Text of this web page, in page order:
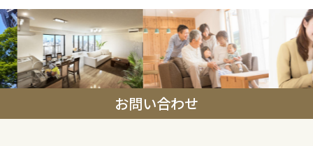
析または商品開発等の調査分析
情報・サービスの提供は、ご本人の申し出がありましたら、
取りやめさせていただきます。
2. 収集する情報の種類
収集される情報は主に以下の個人情報になります。
-氏名 -性別 -生年月日（年齢） -ご自宅住所 -ご自宅電
話番号・ファクス番号
-不動産に関する物件情報（所在地、構造、規模、間取り、付
帯設備など）
お問い合わせ